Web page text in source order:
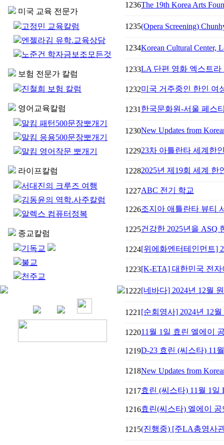
미국 교육 전문가
고정민 교육칼럼
엔젤라김 유학.교육상담
노준건 학자금보조모든것
보험 전문가 칼럼
진철희 보험 칼럼
영어교육칼럼
말킴 패턴500문장뽀개기
말킴 응용500문장뽀개기
말킴 영어작문 뽀개기
라이프칼럼
서대진의 크루즈 여행
김동윤의 역학.사주칼럼
알렉스 컴퓨터정복
종교칼럼
기독교
불교
천주교
1236The 19th Korea Arts
1235(Opera Screening)
1234Korean Cultural Center,
1233LA 단편 영화 엑스트
1232미국 거주중인 한인 여
1231 한국문화원-서울 페스
1230New Updates from
122923차 아틀란타 세계한
12282025년 제19회 세계 한
1227ABC 전기 학교
1226조지아 애틀란타 뷰티
1225건강한 2025년을 ASQ
1224[위에화엔터테인먼트]
1223[K-ETA] 대한민국 전자
1222[네바다] 2024년 12월
1221 [순회영사] 2024년 12
122011월 1일 효린 엘에이
1219D-23 효린 (씨스타) 11
1218New Updates from
1217효린 (씨스타) 11월 1일
1216효린(씨스타) 엘에이
1215(진행중) [주LA총영사